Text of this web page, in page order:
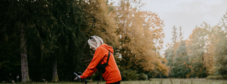
KOMERČNÍ FOTO A DALŠÍ